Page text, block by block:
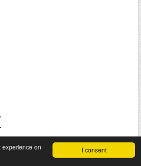
I consent
on